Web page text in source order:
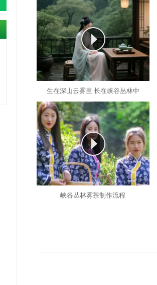
生在深山云雾里 长在峡谷丛林中
峡谷丛林雾茶制作流程